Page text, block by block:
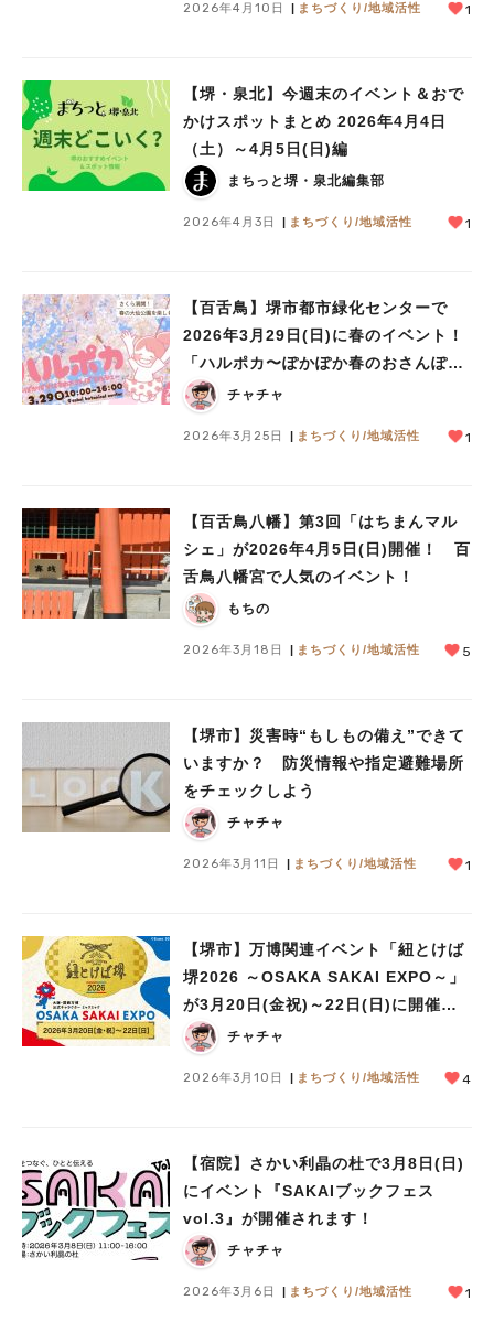
2026年4月10日 まちづくり/地域活性 1
【堺・泉北】今週末のイベント＆おで
かけスポットまとめ 2026年4月4日
（土）～4月5日(日)編
まちっと堺・泉北編集部
2026年4月3日 まちづくり/地域活性 1
【百舌鳥】堺市都市緑化センターで
2026年3月29日(日)に春のイベント！
「ハルポカ〜ぽかぽか春のおさんぽマ
ルシェ〜（春まつり）」開催
チャチャ
2026年3月25日 まちづくり/地域活性 1
【百舌鳥八幡】第3回「はちまんマル
シェ」が2026年4月5日(日)開催！ 百
舌鳥八幡宮で人気のイベント！
もちの
2026年3月18日 まちづくり/地域活性 5
【堺市】災害時“もしもの備え”できて
いますか？ 防災情報や指定避難場所
をチェックしよう
チャチャ
2026年3月11日 まちづくり/地域活性 1
【堺市】万博関連イベント「紐とけば
堺2026 ～OSAKA SAKAI EXPO～」
が3月20日(金祝)～22日(日)に開催！
スタンプラリーは3月31日まで実施中
チャチャ
2026年3月10日 まちづくり/地域活性 4
【宿院】さかい利晶の杜で3月8日(日)
にイベント『SAKAIブックフェス
vol.3』が開催されます！
チャチャ
2026年3月6日 まちづくり/地域活性 1